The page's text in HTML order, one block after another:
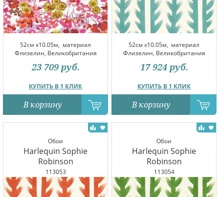
52см x10.05м, материал
Флизелин, Великобритания
КУПИТЬ В 1 КЛИК
23 709 руб.
В корзину
52см x10.05м, материал
Флизелин, Великобритания
КУПИТЬ В 1 КЛИК
17 924 руб.
В корзину
Обои
Harlequin Sophie
Robinson
113053
Обои
Harlequin Sophie
Robinson
113054